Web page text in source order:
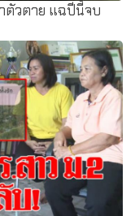
ตัวตาย แฉปีนี้จบ